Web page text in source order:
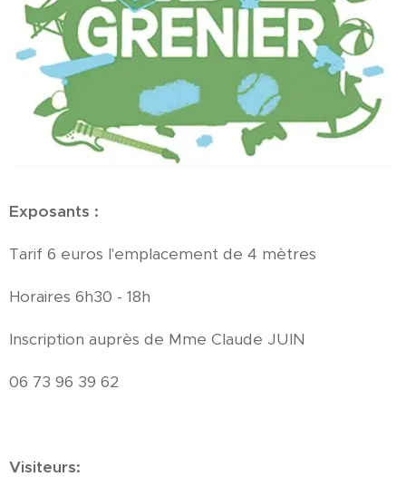
Exposants :
Tarif 6 euros l'emplacement de 4 mètres
Horaires 6h30 - 18h
Inscription auprès de Mme Claude JUIN
06 73 96 39 62
Visiteurs: